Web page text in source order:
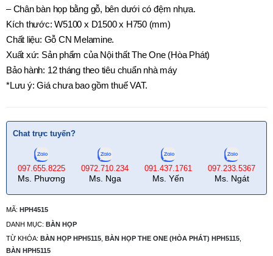
– Chân bàn họp bằng gỗ, bên dưới có đệm nhựa.
Kích thước: W5100 x D1500 x H750 (mm)
Chất liệu: Gỗ CN Melamine.
Xuất xứ: Sản phẩm của Nội thất The One (Hòa Phát)
Bảo hành: 12 tháng theo tiêu chuẩn nhà máy
*Lưu ý: Giá chưa bao gồm thuế VAT.
Chat trực tuyến?
097.655.8225
Ms. Phương
0972.710.234
Ms. Nga
091.437.1761
Ms. Yến
097.233.5367
Ms. Ngát
MÃ: HPH4515
DANH MỤC: BÀN HỌP
TỪ KHÓA: BÀN HỌP HPH5115 BÀN HỌP THE ONE (HÒA PHÁT) HPH5115
BÀN HPH5115